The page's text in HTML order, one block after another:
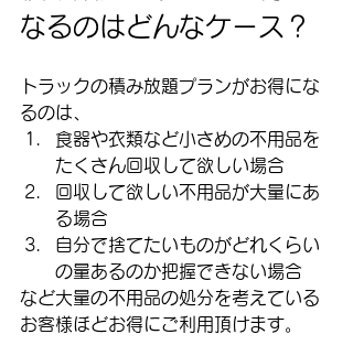
なるのはどんなケース？
トラックの積み放題プランがお得にな
るのは、
食器や衣類など小さめの不用品を
たくさん回収して欲しい場合
回収して欲しい不用品が大量にあ
る場合
自分で捨てたいものがどれくらい
の量あるのか把握できない場合
など大量の不用品の処分を考えている
お客様ほどお得にご利用頂けます。